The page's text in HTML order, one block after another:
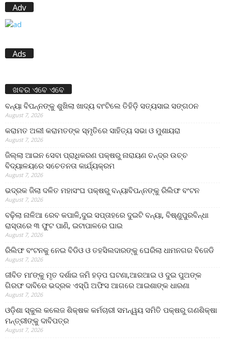
Adv
Ads
ଖବର ଏବେ ଏବେ
ବନ୍ୟା ବିପନ୍ନଙ୍କୁ ଶୁଖିଲା ଖାଦ୍ୟ ବାଂଟିଲେ ତିହିଡି଼ ସତ୍ୟସାଇ ସଙ୍ଗଠନ
August 7, 2026
କରାମତ ଅଲୀ କରାମତଙ୍କ ସ୍ମୃତିରେ ସାହିତ୍ୟ ସଭା ଓ ମୁଶାୟରା
August 7, 2026
ଜିଲ୍ଲା ଆଇନ ସେବା ପ୍ରାଧିକରଣ ପକ୍ଷରୁ ନାରାୟଣ ଚନ୍ଦ୍ର ଉଚ୍ଚ
ବିଦ୍ୟାଳୟରେ ସଚେତନତା କାର୍ଯ୍ୟକ୍ରମ
August 7, 2026
ଭଦ୍ରକ ଜିଲା ଦଳିତ ମହାସଂଘ ପକ୍ଷରୁ ବନ୍ୟାବିପନ୍ନଙ୍କୁ ରିଲିଫ ବଂଟନ
August 7, 2026
ବଢ଼ିଲା ନାଳିଆ ରେବ କପାଳି,ଦୁଇ ସପ୍ତାହରେ ଦୁଇଟି ବନ୍ୟା, ବିଷ୍ଣୁପୁରବିନ୍ଧା
ରାସ୍ତାରେ ୩ ଫୁଟ ପାଣି, ଇଟାପାଳରେ ଘାଇ
August 7, 2026
ରିଲିଫ ବଂଟନକୁ ନେଇ ବିଡିଓ ଓ ତହସିଲଦାରଙ୍କୁ ଘେରିଲା ଧାମନଗର ବିଜେଡି
August 7, 2026
ଜୀବିତ ମା’ଙ୍କୁ ମୃତ ଦର୍ଶାଇ ଜମି ହଡ଼ପ ଘଟଣା,ଆରଆଇ ଓ ଦୁଇ ପୁଅଙ୍କ
ଗିରଫ ଦାବିରେ ଭଦ୍ରକ ଏସ୍‌ପି ଅଫିସ ଆଗରେ ଆଇଶାଙ୍କ ଧାରଣା
August 7, 2026
ଓଡ଼ିଶା ସ୍କୁଲ କଲେଜ ଶିକ୍ଷକ କର୍ମଚାରୀ ସମନ୍ୱୟ ସମିତି ପକ୍ଷରୁ ଗଣଶିକ୍ଷା
ମନ୍ତ୍ରୀଙ୍କୁ ଦାବିପତ୍ର
August 7, 2026